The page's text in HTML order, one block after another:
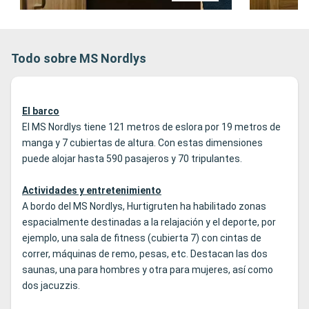
Todo sobre MS Nordlys
El barco
El MS Nordlys tiene 121 metros de eslora por 19 metros de
manga y 7 cubiertas de altura. Con estas dimensiones
puede alojar hasta 590 pasajeros y 70 tripulantes.
Actividades y entretenimiento
A bordo del MS Nordlys, Hurtigruten ha habilitado zonas
espacialmente destinadas a la relajación y el deporte, por
ejemplo, una sala de fitness (cubierta 7) con cintas de
correr, máquinas de remo, pesas, etc. Destacan las dos
saunas, una para hombres y otra para mujeres, así como
dos jacuzzis.